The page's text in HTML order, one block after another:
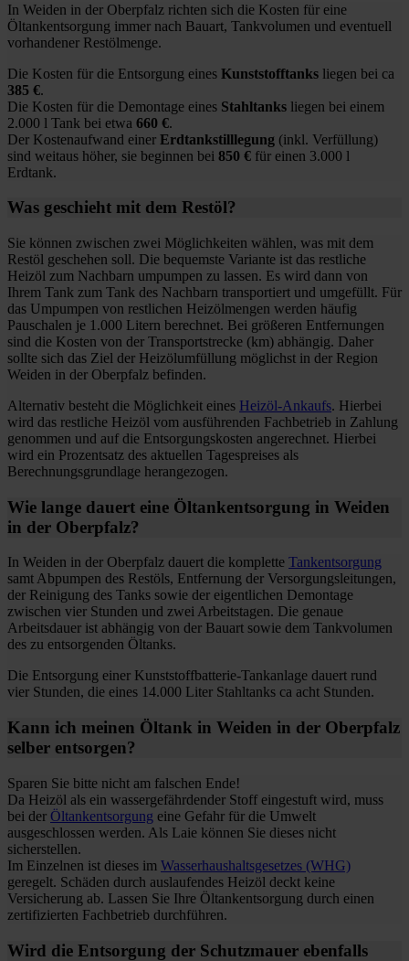
In Weiden in der Oberpfalz richten sich die Kosten für eine
Öltankentsorgung immer nach Bauart, Tankvolumen und eventuell
vorhandener Restölmenge.
Die Kosten für die Entsorgung eines Kunststofftanks liegen bei ca
385 €.
Die Kosten für die Demontage eines Stahltanks liegen bei einem
2.000 l Tank bei etwa 660 €.
Der Kostenaufwand einer Erdtankstilllegung (inkl. Verfüllung)
sind weitaus höher, sie beginnen bei 850 € für einen 3.000 l
Erdtank.
Was geschieht mit dem Restöl?
Sie können zwischen zwei Möglichkeiten wählen, was mit dem
Restöl geschehen soll. Die bequemste Variante ist das restliche
Heizöl zum Nachbarn umpumpen zu lassen. Es wird dann von
Ihrem Tank zum Tank des Nachbarn transportiert und umgefüllt. Für
das Umpumpen von restlichen Heizölmengen werden häufig
Pauschalen je 1.000 Litern berechnet. Bei größeren Entfernungen
sind die Kosten von der Transportstrecke (km) abhängig. Daher
sollte sich das Ziel der Heizölumfüllung möglichst in der Region
Weiden in der Oberpfalz befinden.
Alternativ besteht die Möglichkeit eines Heizöl-Ankaufs. Hierbei
wird das restliche Heizöl vom ausführenden Fachbetrieb in Zahlung
genommen und auf die Entsorgungskosten angerechnet. Hierbei
wird ein Prozentsatz des aktuellen Tagespreises als
Berechnungsgrundlage herangezogen.
Wie lange dauert eine Öltankentsorgung in Weiden
in der Oberpfalz?
In Weiden in der Oberpfalz dauert die komplette Tankentsorgung
samt Abpumpen des Restöls, Entfernung der Versorgungsleitungen,
der Reinigung des Tanks sowie der eigentlichen Demontage
zwischen vier Stunden und zwei Arbeitstagen. Die genaue
Arbeitsdauer ist abhängig von der Bauart sowie dem Tankvolumen
des zu entsorgenden Öltanks.
Die Entsorgung einer Kunststoffbatterie-Tankanlage dauert rund
vier Stunden, die eines 14.000 Liter Stahltanks ca acht Stunden.
Kann ich meinen Öltank in Weiden in der Oberpfalz
selber entsorgen?
Sparen Sie bitte nicht am falschen Ende!
Da Heizöl als ein wassergefährdender Stoff eingestuft wird, muss
bei der Öltankentsorgung eine Gefahr für die Umwelt
ausgeschlossen werden. Als Laie können Sie dieses nicht
sicherstellen.
Im Einzelnen ist dieses im Wasserhaushaltsgesetzes (WHG)
geregelt. Schäden durch auslaufendes Heizöl deckt keine
Versicherung ab. Lassen Sie Ihre Öltankentsorgung durch einen
zertifizierten Fachbetrieb durchführen.
Wird die Entsorgung der Schutzmauer ebenfalls